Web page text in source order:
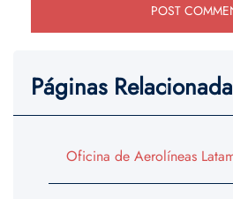
Páginas
Oficina de Aerolíneas